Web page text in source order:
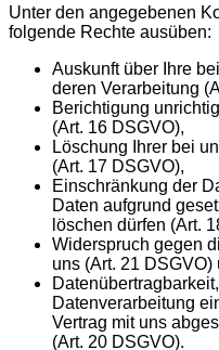
Unter den angegebenen
folgende Rechte ausüben:
Auskunft über Ihre
deren Verarbeitung
Berichtigung
(Art. 16 DSGVO),
Löschung Ihrer bei
(Art. 17 DSGVO),
Einschränkung der
Daten aufgrund
löschen dürfen (Art.
Widerspruch gegen
uns (Art. 21 DSGVO)
Datenverarbeitung
Vertrag mit uns
(Art. 20 DSGVO).